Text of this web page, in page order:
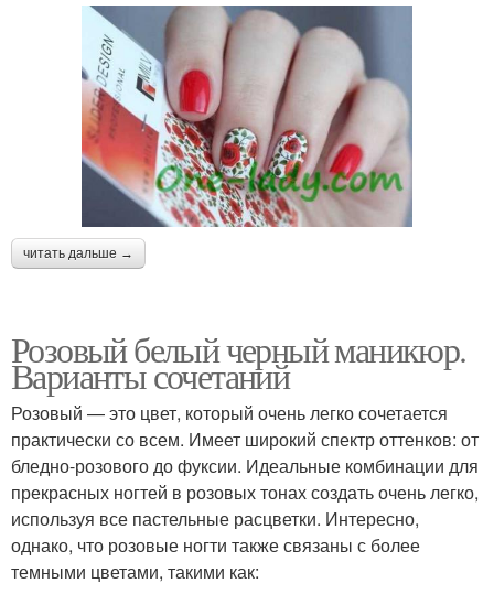
читать дальше →
Розовый белый черный маникюр.
Варианты сочетаний
Розовый — это цвет, который очень легко сочетается
практически со всем. Имеет широкий спектр оттенков: от
бледно-розового до фуксии. Идеальные комбинации для
прекрасных ногтей в розовых тонах создать очень легко,
используя все пастельные расцветки. Интересно,
однако, что розовые ногти также связаны с более
темными цветами, такими как: